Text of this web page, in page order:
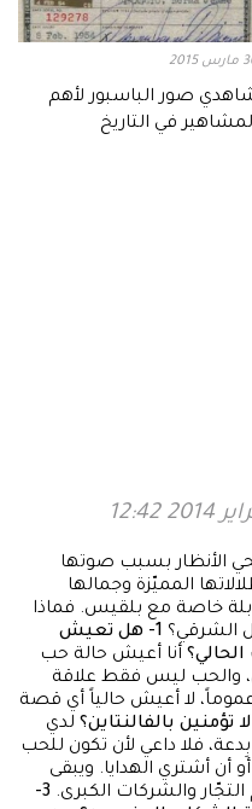
2015
صور الباسبور لأهم
في التاريخ
الأنظار بسبب صوتها
المميّزة وجمالها
خاصة مع بلقيس. فماذا
الشرقي؟
1- هل تعيش
أنا أعيش حالة حب
والحب ليس فقط علاقة
لا أعيش حالياً أي قصة
لدي
فلا داعي لأن تكون للحب
أشتري الهدايا. ويبقى
والشركات الكبرى.
3-